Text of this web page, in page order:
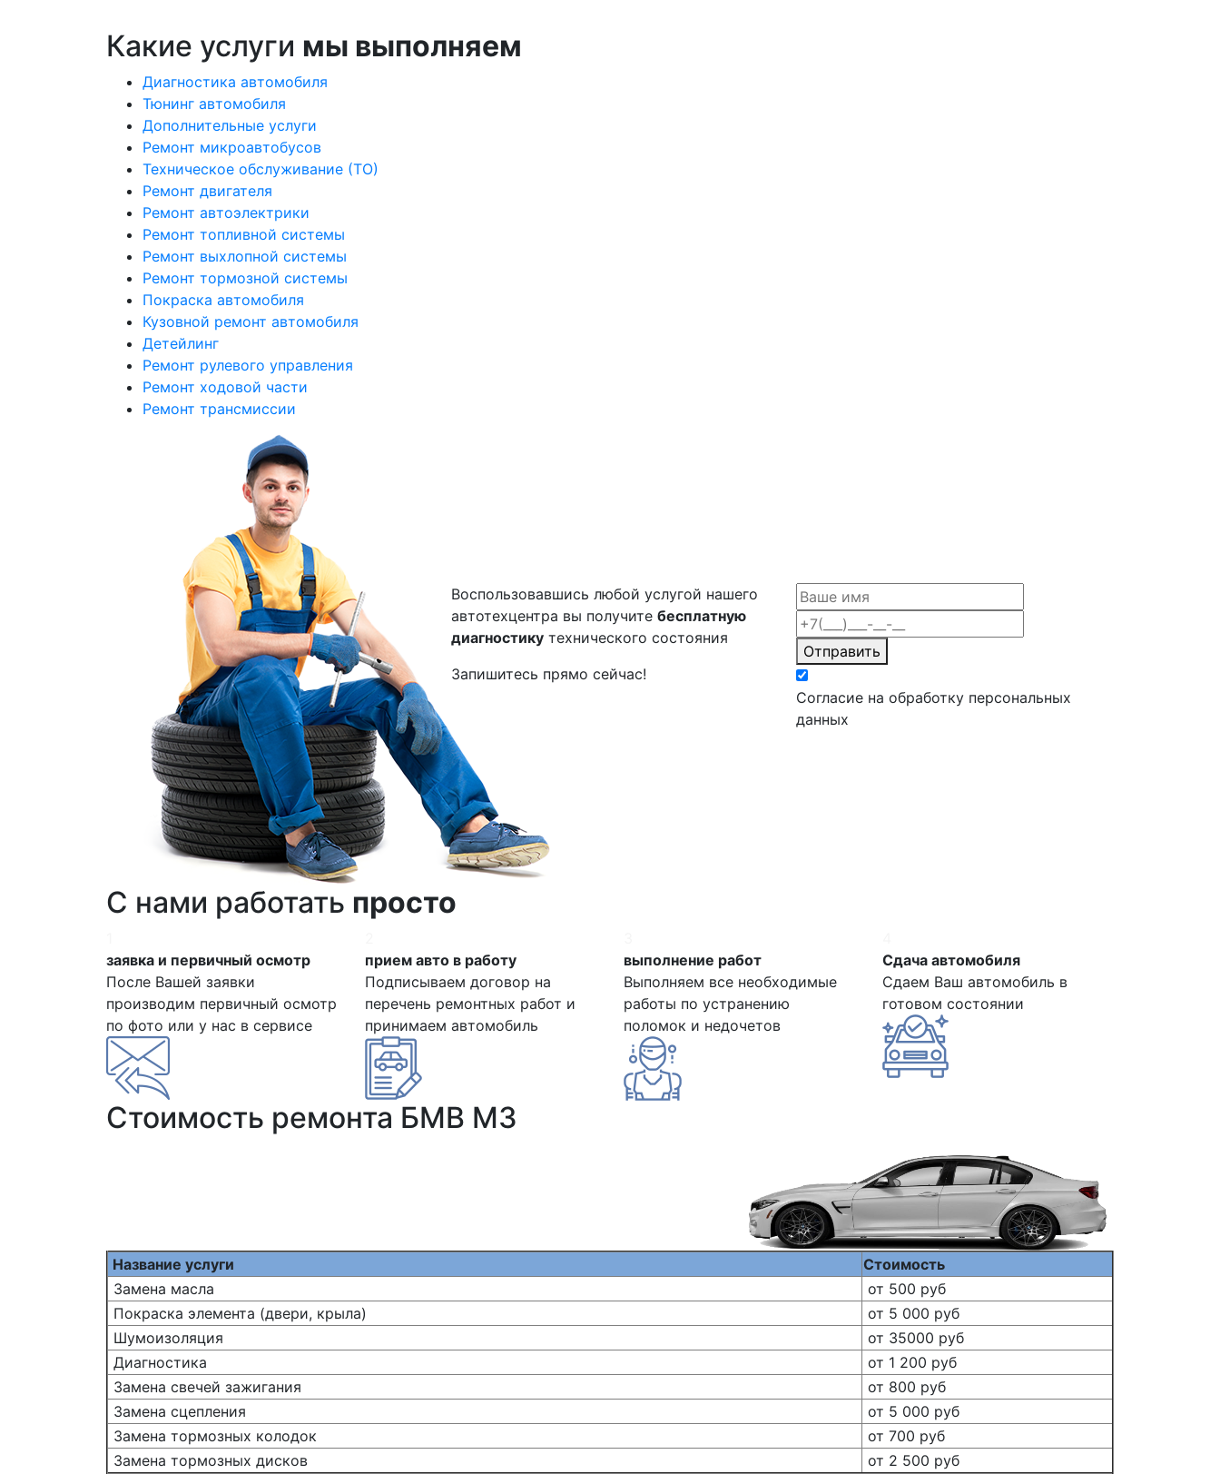
Какие услуги мы выполняем
Диагностика автомобиля
Тюнинг автомобиля
Дополнительные услуги
Ремонт микроавтобусов
Техническое обслуживание (ТО)
Ремонт двигателя
Ремонт автоэлектрики
Ремонт топливной системы
Ремонт выхлопной системы
Ремонт тормозной системы
Покраска автомобиля
Кузовной ремонт автомобиля
Детейлинг
Ремонт рулевого управления
Ремонт ходовой части
Ремонт трансмиссии
Воспользовавшись любой услугой нашего
автотехцентра вы получите бесплатную
диагностику технического состояния
Запишитесь прямо сейчас!
Отправить
Согласие на обработку персональных
данных
С нами работать просто
заявка и первичный осмотр
После Вашей заявки
производим первичный осмотр
по фото или у нас в сервисе
прием авто в работу
Подписываем договор на
перечень ремонтных работ и
принимаем автомобиль
выполнение работ
Выполняем все необходимые
работы по устранению
поломок и недочетов
Сдача автомобиля
Сдаем Ваш автомобиль в
готовом состоянии
Стоимость ремонта БМВ М3
Название услуги
Стоимость
Замена масла
от 500 руб
Покраска элемента (двери, крыла)
от 5 000 руб
Шумоизоляция
от 35000 руб
Диагностика
от 1 200 руб
Замена свечей зажигания
от 800 руб
Замена сцепления
от 5 000 руб
Замена тормозных колодок
от 700 руб
Замена тормозных дисков
от 2 500 руб